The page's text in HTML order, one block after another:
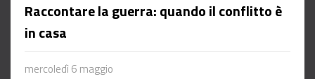
Raccontare la guerra: quando il conflitto è
in casa
mercoledì 6 maggio